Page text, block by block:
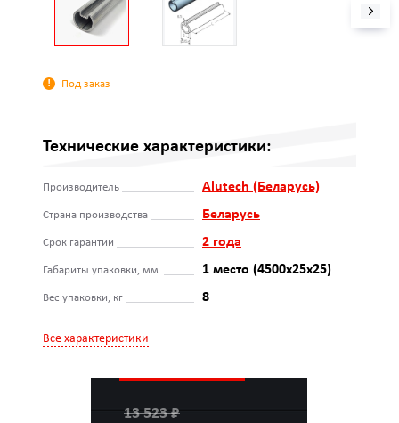
Под заказ
Технические характеристики:
Производитель Alutech (Беларусь)
Страна производства Беларусь
Срок гарантии 2 года
Габариты упаковки, мм. 1 место (4500x25x25)
Вес упаковки, кг 8
Все характеристики
13 523 ₽